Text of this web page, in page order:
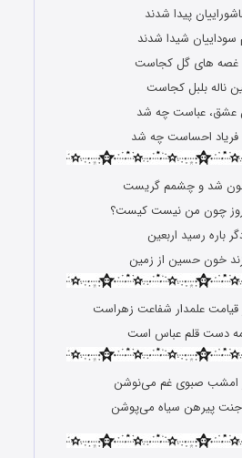
پیدا شدند
سوداییان شیدا شدند
غصه های گل کجاست
ناله بلبل کجاست
عشق، عباست چه شد
فریاد احساست چه شد
خون شد و چشمم گریست
روز چون من نیست کیست؟
باره رسید اربعین
خون حسین از زمین
قیامت علمدار شفاعت زهراست
دست قلم عباس است
امشب صبوی غم می‌نوشن
جنت پیرهن سیاه می‌پوشن